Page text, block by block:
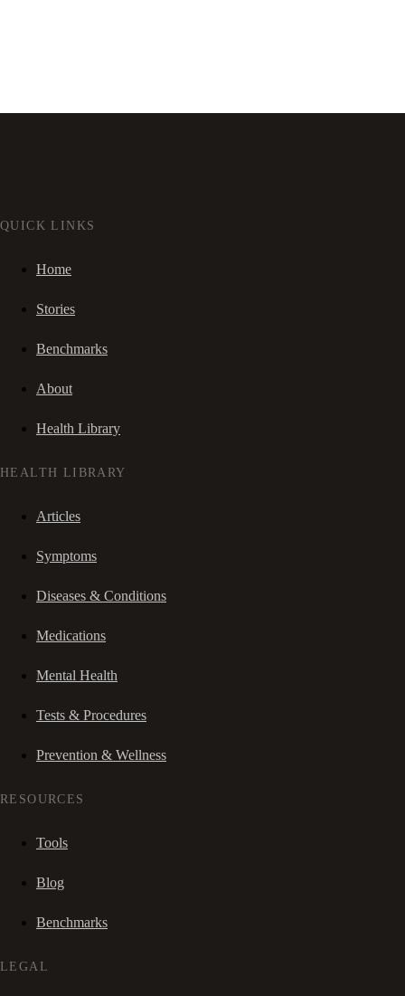
QUICK LINKS
Home
Stories
Benchmarks
About
Health Library
HEALTH LIBRARY
Articles
Symptoms
Diseases & Conditions
Medications
Mental Health
Tests & Procedures
Prevention & Wellness
RESOURCES
Tools
Blog
Benchmarks
LEGAL